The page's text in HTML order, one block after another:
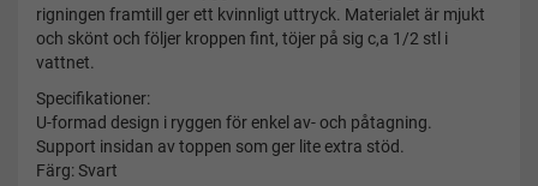
rigningen framtill ger ett kvinnligt uttryck. Materialet är mjukt
och skönt och följer kroppen fint, töjer på sig c,a 1/2 stl i
vattnet.
Specifikationer:
U-formad design i ryggen för enkel av- och påtagning.
Support insidan av toppen som ger lite extra stöd.
Färg: Svart